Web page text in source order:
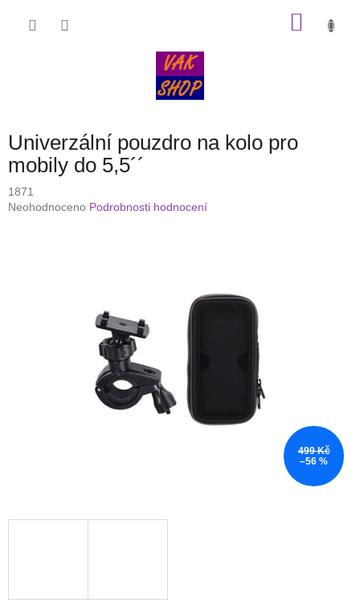
Univerzální pouzdro na kolo pro
mobily do 5,5´´
1871
Průměrné
Neohodnoceno Podrobnosti hodnocení
499 Kč
–56 %